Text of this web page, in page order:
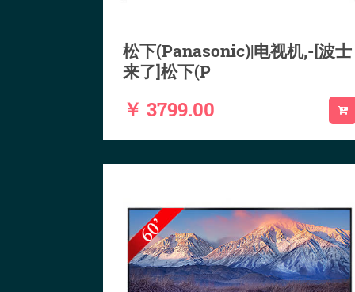
松下(Panasonic)|电视机,-[波士
来了]松下(P
￥ 3799.00